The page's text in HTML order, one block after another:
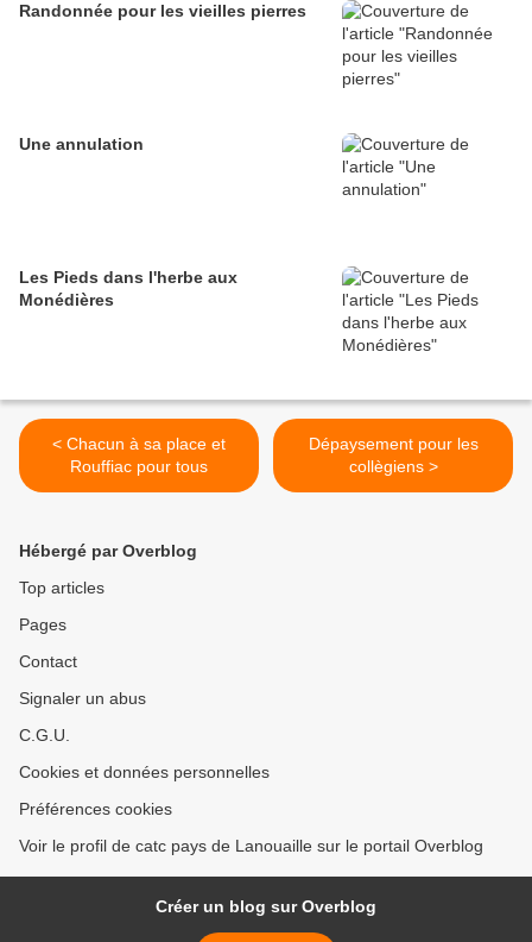
Randonnée pour les vieilles pierres
Une annulation
Les Pieds dans l'herbe aux
Monédières
< Chacun à sa place et
Rouffiac pour tous
Dépaysement pour les
collègiens >
Hébergé par Overblog
Top articles
Pages
Contact
Signaler un abus
C.G.U.
Cookies et données personnelles
Préférences cookies
Voir le profil de catc pays de Lanouaille sur le portail Overblog
Créer un blog sur Overblog